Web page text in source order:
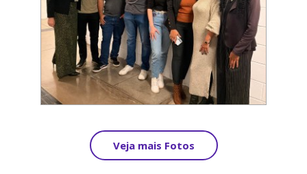
Veja mais Fotos